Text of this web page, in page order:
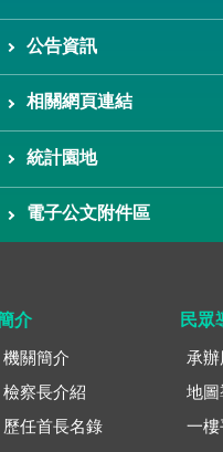
公告資訊
相關網頁連結
統計園地
電子公文附件區
介
機關簡介
檢察長介紹
歷任首長名錄
民眾
承辦
地圖
一樓